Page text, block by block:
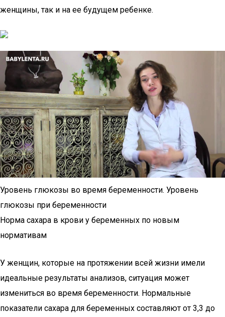
женщины, так и на ее будущем ребенке.
Уровень глюкозы во время беременности. Уровень
глюкозы при беременности
Норма сахара в крови у беременных по новым
нормативам
У женщин, которые на протяжении всей жизни имели
идеальные результаты анализов, ситуация может
измениться во время беременности. Нормальные
показатели сахара для беременных составляют от 3,3 до